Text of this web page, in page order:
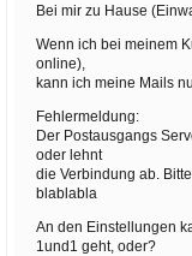
Bei mir zu Hause
Wenn ich bei meinem
online),
kann ich meine Mails
Fehlermeldung:
Der Postausgangs
oder lehnt
die Verbindung ab.
blablabla
An den Einstellungen
1und1 geht, oder?